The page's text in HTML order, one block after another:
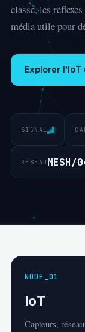
classe, les
média utile pour
Explorer l'IoT
SIGNAL
RÉSEAU MESH/
NODE_01
IoT
Capteurs,